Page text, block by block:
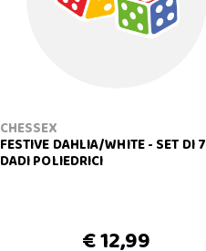
CHESSEX
FESTIVE DAHLIA/WHITE - SET DI 7
DADI POLIEDRICI
€ 12,99